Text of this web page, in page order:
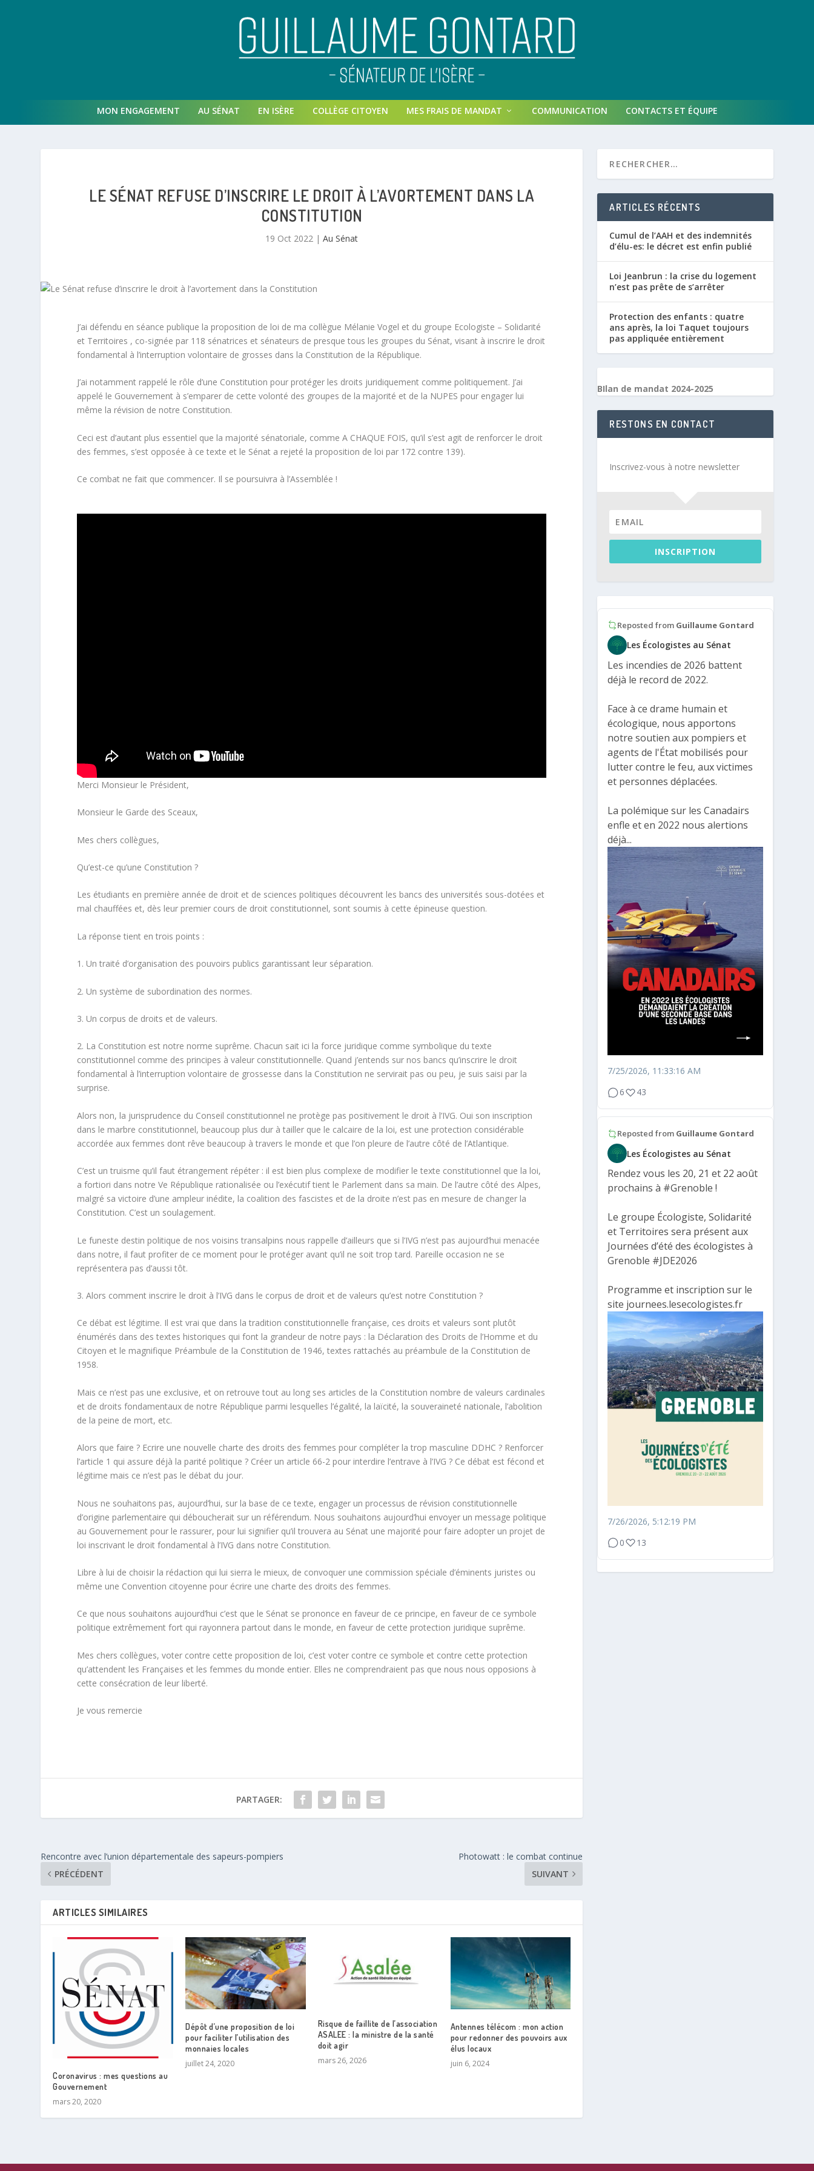
MON ENGAGEMENT AU SÉNAT EN ISÈRE COLLÈGE CITOYEN MES FRAIS DE MANDAT COMMUNICATION CONTACTS ET ÉQUIPE
LE SÉNAT REFUSE D’INSCRIRE LE DROIT À L’AVORTEMENT DANS LA
CONSTITUTION
19 Oct 2022 |Au Sénat
J’ai défendu en séance publique la proposition de loi de ma collègue Mélanie Vogel et du groupe Ecologiste – Solidarité
et Territoires , co-signée par 118 sénatrices et sénateurs de presque tous les groupes du Sénat, visant à inscrire le droit
fondamental à l’interruption volontaire de grosses dans la Constitution de la République.
J’ai notamment rappelé le rôle d’une Constitution pour protéger les droits juridiquement comme politiquement. J’ai
appelé le Gouvernement à s’emparer de cette volonté des groupes de la majorité et de la NUPES pour engager lui
même la révision de notre Constitution.
Ceci est d’autant plus essentiel que la majorité sénatoriale, comme A CHAQUE FOIS, qu’il s’est agit de renforcer le droit
des femmes, s’est opposée à ce texte et le Sénat a rejeté la proposition de loi par 172 contre 139).
Ce combat ne fait que commencer. Il se poursuivra à l’Assemblée !
Merci Monsieur le Président,
Monsieur le Garde des Sceaux,
Mes chers collègues,
Qu’est-ce qu’une Constitution ?
Les étudiants en première année de droit et de sciences politiques découvrent les bancs des universités sous-dotées et
mal chauffées et, dès leur premier cours de droit constitutionnel, sont soumis à cette épineuse question.
La réponse tient en trois points :
1. Un traité d’organisation des pouvoirs publics garantissant leur séparation.
2. Un système de subordination des normes.
3. Un corpus de droits et de valeurs.
2. La Constitution est notre norme suprême. Chacun sait ici la force juridique comme symbolique du texte
constitutionnel comme des principes à valeur constitutionnelle. Quand j’entends sur nos bancs qu’inscrire le droit
fondamental à l’interruption volontaire de grossesse dans la Constitution ne servirait pas ou peu, je suis saisi par la
surprise.
Alors non, la jurisprudence du Conseil constitutionnel ne protège pas positivement le droit à l’IVG. Oui son inscription
dans le marbre constitutionnel, beaucoup plus dur à tailler que le calcaire de la loi, est une protection considérable
accordée aux femmes dont rêve beaucoup à travers le monde et que l’on pleure de l’autre côté de l’Atlantique.
C’est un truisme qu’il faut étrangement répéter : il est bien plus complexe de modifier le texte constitutionnel que la loi,
a fortiori dans notre Ve République rationalisée ou l’exécutif tient le Parlement dans sa main. De l’autre côté des Alpes,
malgré sa victoire d’une ampleur inédite, la coalition des fascistes et de la droite n’est pas en mesure de changer la
Constitution. C’est un soulagement.
Le funeste destin politique de nos voisins transalpins nous rappelle d’ailleurs que si l’IVG n’est pas aujourd’hui menacée
dans notre, il faut profiter de ce moment pour le protéger avant qu’il ne soit trop tard. Pareille occasion ne se
représentera pas d’aussi tôt.
3. Alors comment inscrire le droit à l’IVG dans le corpus de droit et de valeurs qu’est notre Constitution ?
Ce débat est légitime. Il est vrai que dans la tradition constitutionnelle française, ces droits et valeurs sont plutôt
énumérés dans des textes historiques qui font la grandeur de notre pays : la Déclaration des Droits de l’Homme et du
Citoyen et le magnifique Préambule de la Constitution de 1946, textes rattachés au préambule de la Constitution de
1958.
Mais ce n’est pas une exclusive, et on retrouve tout au long ses articles de la Constitution nombre de valeurs cardinales
et de droits fondamentaux de notre République parmi lesquelles l’égalité, la laïcité, la souveraineté nationale, l’abolition
de la peine de mort, etc.
Alors que faire ? Ecrire une nouvelle charte des droits des femmes pour compléter la trop masculine DDHC ? Renforcer
l’article 1 qui assure déjà la parité politique ? Créer un article 66-2 pour interdire l’entrave à l’IVG ? Ce débat est fécond et
légitime mais ce n’est pas le débat du jour.
Nous ne souhaitons pas, aujourd’hui, sur la base de ce texte, engager un processus de révision constitutionnelle
d’origine parlementaire qui déboucherait sur un référendum. Nous souhaitons aujourd’hui envoyer un message politique
au Gouvernement pour le rassurer, pour lui signifier qu’il trouvera au Sénat une majorité pour faire adopter un projet de
loi inscrivant le droit fondamental à l’IVG dans notre Constitution.
Libre à lui de choisir la rédaction qui lui sierra le mieux, de convoquer une commission spéciale d’éminents juristes ou
même une Convention citoyenne pour écrire une charte des droits des femmes.
Ce que nous souhaitons aujourd’hui c’est que le Sénat se prononce en faveur de ce principe, en faveur de ce symbole
politique extrêmement fort qui rayonnera partout dans le monde, en faveur de cette protection juridique suprême.
Mes chers collègues, voter contre cette proposition de loi, c’est voter contre ce symbole et contre cette protection
qu’attendent les Françaises et les femmes du monde entier. Elles ne comprendraient pas que nous nous opposions à
cette consécration de leur liberté.
Je vous remercie
PARTAGER:
Rencontre avec l’union départementale des sapeurs-pompiers
PRÉCÉDENT
Photowatt : le combat continue
SUIVANT
ARTICLES SIMILAIRES
Coronavirus : mes questions au
Gouvernement
mars 20, 2020
Dépôt d’une proposition de loi
pour faciliter l’utilisation des
monnaies locales
juillet 24, 2020
Risque de faillite de l’association
ASALEE : la ministre de la santé
doit agir
mars 26, 2026
Antennes télécom : mon action
pour redonner des pouvoirs aux
élus locaux
juin 6, 2024
ARTICLES RÉCENTS
Cumul de l’AAH et des indemnités
d’élu-es: le décret est enfin publié
Loi Jeanbrun : la crise du logement
n’est pas prête de s’arrêter
Protection des enfants : quatre
ans après, la loi Taquet toujours
pas appliquée entièrement
BIlan de mandat 2024-2025
RESTONS EN CONTACT
Inscrivez-vous à notre newsletter
INSCRIPTION
Reposted from Guillaume Gontard
Les Écologistes au Sénat
Les incendies de 2026 battent
déjà le record de 2022.
Face à ce drame humain et
écologique, nous apportons
notre soutien aux pompiers et
agents de l'État mobilisés pour
lutter contre le feu, aux victimes
et personnes déplacées.
La polémique sur les Canadairs
enfle et en 2022 nous alertions
déjà...
7/25/2026, 11:33:16 AM
6
43
Reposted from Guillaume Gontard
Les Écologistes au Sénat
Rendez vous les 20, 21 et 22 août
prochains à #Grenoble !
Le groupe Écologiste, Solidarité
et Territoires sera présent aux
Journées d’été des écologistes à
Grenoble #JDE2026
Programme et inscription sur le
site journees.lesecologistes.fr
7/26/2026, 5:12:19 PM
0
13